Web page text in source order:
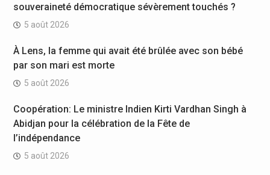
souveraineté démocratique sévèrement touchés ?
5 août 2026
À Lens, la femme qui avait été brûlée avec son bébé
par son mari est morte
5 août 2026
Coopération: Le ministre Indien Kirti Vardhan Singh à
Abidjan pour la célébration de la Fête de
l’indépendance
5 août 2026